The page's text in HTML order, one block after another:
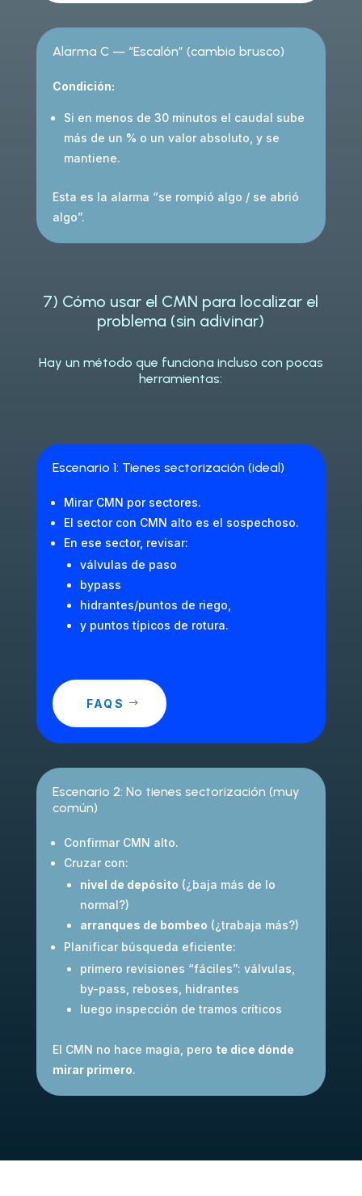
Alarma C — “Escalón” (cambio brusco)
Condición:
Si en menos de 30 minutos el caudal sube
más de un % o un valor absoluto, y se
mantiene.
Esta es la alarma “se rompió algo / se abrió
algo”.
7) Cómo usar el CMN para localizar el
problema (sin adivinar)
Hay un método que funciona incluso con pocas
herramientas:
Escenario 1: Tienes sectorización (ideal)
Mirar CMN por sectores.
El sector con CMN alto es el sospechoso.
En ese sector, revisar:
válvulas de paso
bypass
hidrantes/puntos de riego,
y puntos típicos de rotura.
FAQS
Escenario 2: No tienes sectorización (muy
común)
Confirmar CMN alto.
Cruzar con:
nivel de depósito (¿baja más de lo
normal?)
arranques de bombeo (¿trabaja más?)
Planificar búsqueda eficiente:
primero revisiones “fáciles”: válvulas,
by-pass, reboses, hidrantes
luego inspección de tramos críticos
El CMN no hace magia, pero te dice dónde
mirar primero.